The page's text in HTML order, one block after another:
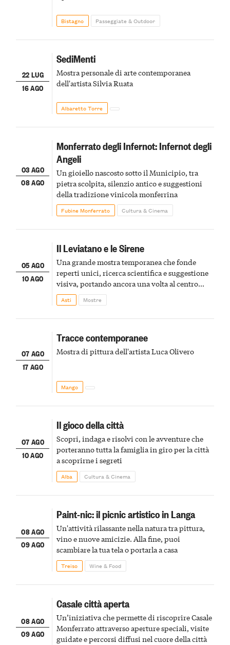
Bistagno Passeggiate & Outdoor
22 LUG
16 AGO
SediMenti
Mostra personale di arte contemporanea
dell'artista Silvia Ruata
Albaretto Torre
03 AGO
08 AGO
Monferrato degli Infernot: Infernot degli
Angeli
Un gioiello nascosto sotto il Municipio, tra
pietra scolpita, silenzio antico e suggestioni
della tradizione vinicola monferrina
Fubine Monferrato Cultura & Cinema
05 AGO
10 AGO
Il Leviatano e le Sirene
Una grande mostra temporanea che fonde
reperti unici, ricerca scientifica e suggestione
visiva, portando ancora una volta al centro
della scena le meraviglie del passato astigiano
Asti Mostre
07 AGO
17 AGO
Tracce contemporanee
Mostra di pittura dell'artista Luca Olivero
Mango
07 AGO
10 AGO
Il gioco della città
Scopri, indaga e risolvi con le avventure che
porteranno tutta la famiglia in giro per la città
a scoprirne i segreti
Alba Cultura & Cinema
08 AGO
09 AGO
Paint-nic: il picnic artistico in Langa
Un'attività rilassante nella natura tra pittura,
vino e nuove amicizie. Alla fine, puoi
scambiare la tua tela o portarla a casa
Treiso Wine & Food
08 AGO
09 AGO
Casale città aperta
Un’iniziativa che permette di riscoprire Casale
Monferrato attraverso aperture speciali, visite
guidate e percorsi diffusi nel cuore della città